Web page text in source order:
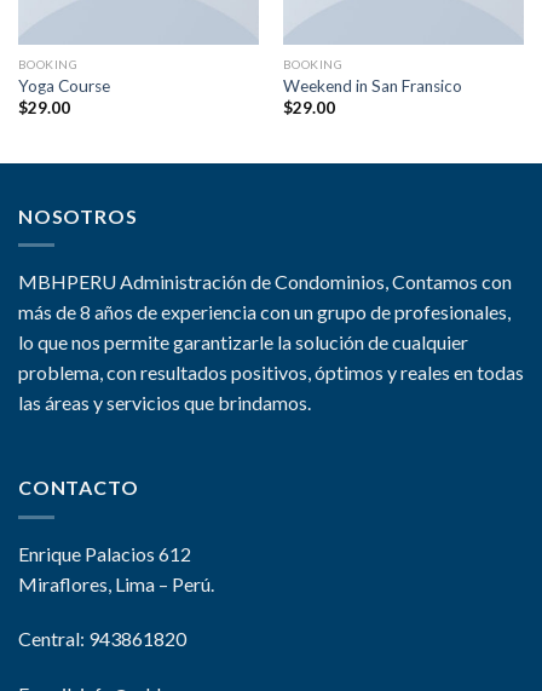
BOOKING
Yoga Course
$29.00
BOOKING
Weekend in San Fransico
$29.00
NOSOTROS
MBHPERU Administración de Condominios, Contamos con
más de 8 años de experiencia con un grupo de profesionales,
lo que nos permite garantizarle la solución de cualquier
problema, con resultados positivos, óptimos y reales en todas
las áreas y servicios que brindamos.
CONTACTO
Enrique Palacios 612
Miraflores, Lima – Perú.
Central: 943861820